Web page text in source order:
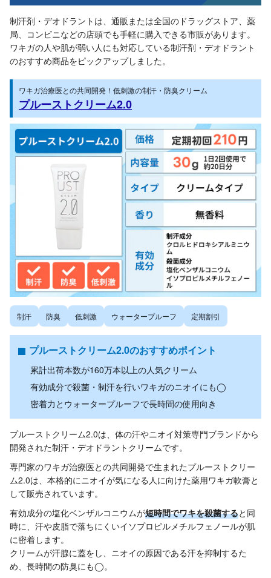
制汗剤・デオドラントは、通販または全国のドラッグストア、薬
局、コンビニなどの店頭でも手軽に購入できる市販があります。
ワキガの人や肌が弱い人にも対応している制汗剤・デオドラント
のおすすめ商品をピックアップしました。
ワキガ治療医との共同開発！低刺激の制汗・防臭クリーム
プルーストクリーム2.0
制汗 防臭 低刺激 ウォータープルーフ 定期割引
プルーストクリーム2.0のおすすめポイント
累計出荷本数が160万本以上の人気クリーム
有効成分で殺菌・制汗を行いワキガのニオイにも◯
密着力とウォータープルーフで長時間の使用向き
プルーストクリーム2.0は、体の汗やニオイ対策専門ブランドから
開発された制汗・デオドラントクリームです。
専門家のワキガ治療医との共同開発で生まれたプルーストクリー
ム2.0は、本格的にニオイが気になる人に向けた薬用ワキガ軟膏と
して販売されています。
有効成分の塩化ベンザルコニウムが短時間でワキを殺菌すると同
時に、汗や皮脂で落ちにくいイソプロピルメチルフェノールが肌
に密着します。
クリームが汗腺に蓋をし、ニオイの原因である汗を抑制するた
め、長時間の防臭にも◯。